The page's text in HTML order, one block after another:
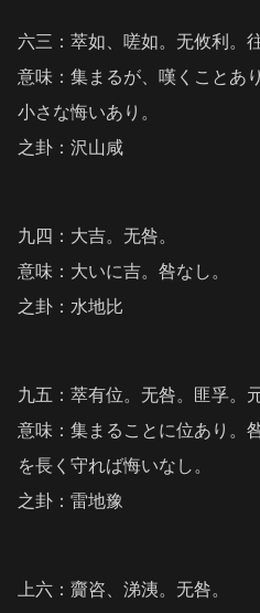
六三：萃如、嗟如。无攸利。
意味：集まるが、嘆くことあ
小さな悔いあり。
之卦：沢山咸
九四：大吉。无咎。
意味：大いに吉。咎なし。
之卦：水地比
九五：萃有位。无咎。匪孚。
意味：集まることに位あり。
を長く守れば悔いなし。
之卦：雷地豫
上六：齎咨、涕洟。无咎。